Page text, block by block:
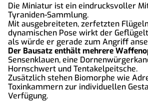
Die Miniatur ist ein eindrucksvoller
Tyraniden-Sammlung.
Mit ausgebreiteten, zerfetzten
dynamischen Pose wirkt der
als würde er gerade zum Angriff
Der Bausatz enthält mehrere
Sensenklauen, eine
Hornschwert und Tentakelpeitsche.
Zusätzlich stehen Biomorphe wie
Toxinkammern zur individuellen
Verfügung.